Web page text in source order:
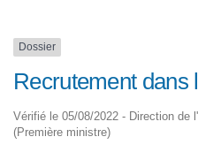
Dossier
Recrutement dans
Vérifié le 05/08/2022 - Direction de
(Première ministre)